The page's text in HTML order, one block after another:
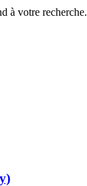
à votre recherche.